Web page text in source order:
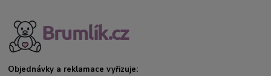
Objednávky a reklamace vyřizuje: